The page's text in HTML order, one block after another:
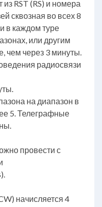
RST (RS) и номера
сквозная во всех 8
в каждом туре
или другим
чем через 3 минуты.
радиосвязи
на диапазон в
5. Телеграфные
провести с
начисляется 4